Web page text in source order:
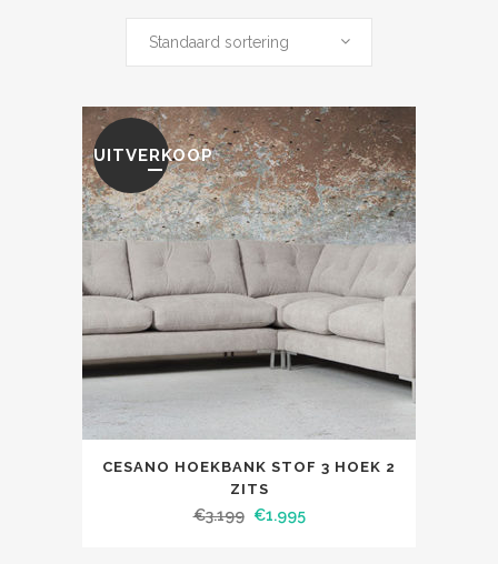
Standaard sortering
UITVERKOOP
CESANO HOEKBANK STOF 3 HOEK 2
ZITS
€3.199 €1.995